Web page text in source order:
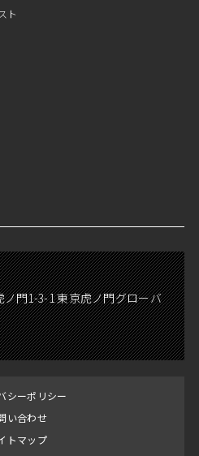
ト
門1-3-1 東京虎ノ門グローバ
シーポリシー
い合わせ
トマップ